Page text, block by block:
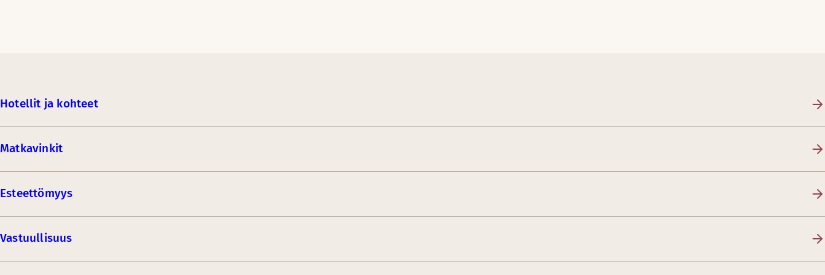
Hotellit ja kohteet
Matkavinkit
Esteettömyys
Vastuullisuus